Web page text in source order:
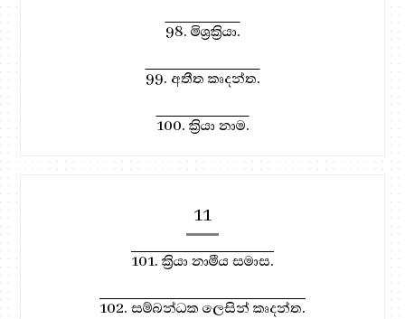
98. මිශ්‍රක්‍රියා.
99. අතීත කෘදන්ත.
100. ක්‍රියා නාම.
11
101. ක්‍රියා නාමීය සමාස.
102. සම්බන්ධක ලෙසින් කෘදන්ත.